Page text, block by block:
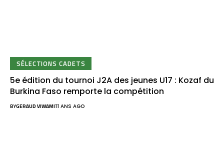
SÉLECTIONS CADETS
5e édition du tournoi J2A des jeunes U17 : Kozaf du
Burkina Faso remporte la compétition
BYGERAUD VIWAMI11 ANS AGO